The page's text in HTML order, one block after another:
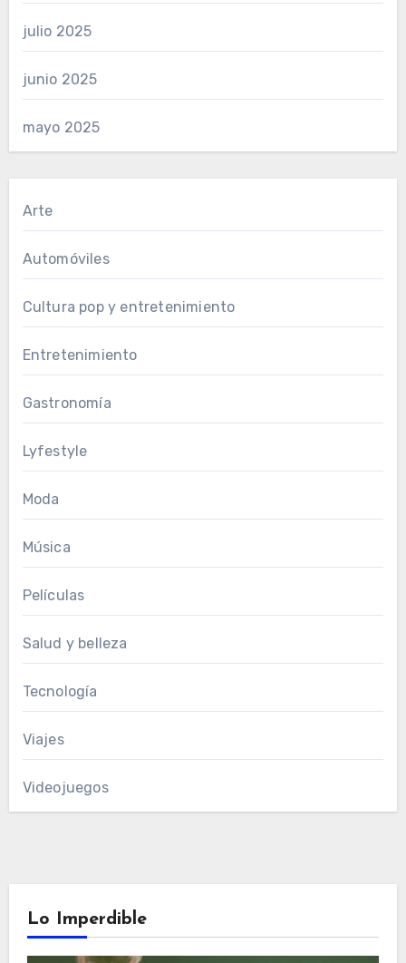
julio 2025
junio 2025
mayo 2025
Arte
Automóviles
Cultura pop y entretenimiento
Entretenimiento
Gastronomía
Lyfestyle
Moda
Música
Películas
Salud y belleza
Tecnología
Viajes
Videojuegos
Lo Imperdible